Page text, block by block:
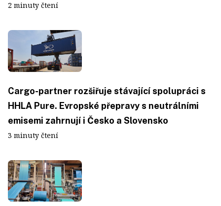
2 minuty čtení
Cargo-partner rozšiřuje stávající spolupráci s
HHLA Pure. Evropské přepravy s neutrálními
emisemi zahrnují i Česko a Slovensko
3 minuty čtení